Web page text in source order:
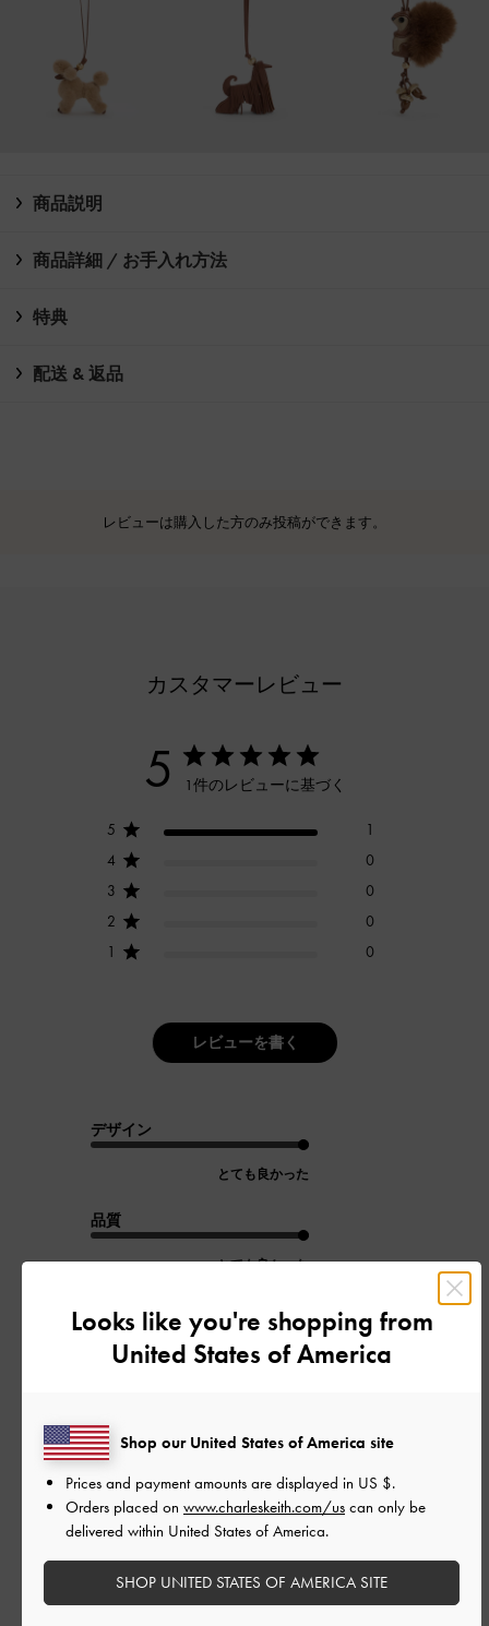
商品説明
商品詳細 / お手入れ方法
特典
配送 & 返品
レビューは購入した方のみ投稿ができます。
カスタマーレビュー
5 1件のレビューに基づく
5
1
4
0
3
0
2
0
1
0
レビューを書く
デザイン
とても良かった
品質
とても良かった
もっと見る
並べ替え
ご利用者様
季節スタイル問わず使えるオス
スメバッグ
Looks like you're shopping from
United States of America
Shop our United States of America site
Prices and payment amounts are displayed in US $.
Orders placed on www.charleskeith.com/us can only be
delivered within United States of America.
SHOP UNITED STATES OF AMERICA SITE